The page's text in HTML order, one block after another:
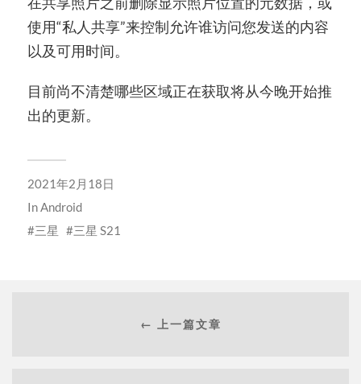
使用“私人共享”来控制允许谁访问您发送的内容
以及可用时间。
目前尚不清楚哪些区域正在获取将从今晚开始推
出的更新。
2021年2月18日
InAndroid
三星
三星 S21
← 上一篇文章